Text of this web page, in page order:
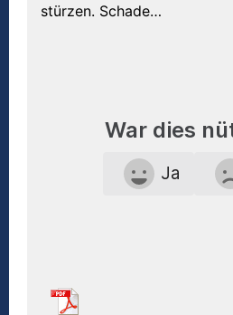
stürzen. Schade…
War dies
Ja